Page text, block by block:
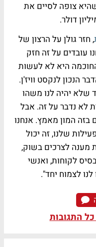
השנתי לכ-112%, כך שהיא צופה לסיים את
, חזר גולן על הרצון של
עובדים על זה חזק
היא לא לעשות
לנקסט וויז'ן.
שלא יהיה לנו משהו
לא נדבר על זה. אבל
בזה המון מאמץ. אנחנו
שלנו, זה יכול
מענה לצרכים בשוק,
לקוחות, ואנשי
לצמוח יחד".
התגובות